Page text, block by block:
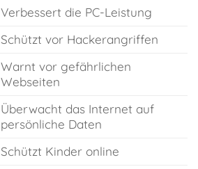
Verbessert die PC-Leistung
Schützt vor Hackerangriffen
Warnt vor gefährlichen
Webseiten
Überwacht das Internet auf
persönliche Daten
Schützt Kinder online